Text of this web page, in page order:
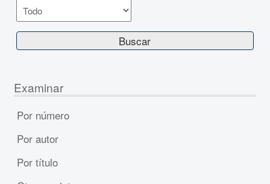
Examinar
Por número
Por autor
Por título